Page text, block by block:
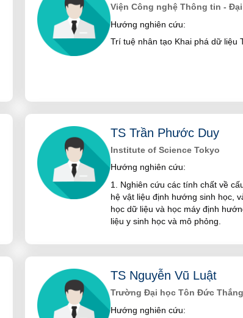
Viện Công nghệ Thông tin -
Hướng nghiên cứu:
Trí tuệ nhân tạo Khai phá dữ liệu
TS Trần Phước Duy
Institute of Science Tokyo
Hướng nghiên cứu:
1. Nghiên cứu các tính chất về
hệ vật liệu định hướng sinh học,
học dữ liệu và học máy định
liệu y sinh học và mô phỏng.
TS Nguyễn Vũ Luật
Trường Đại học Tôn Đức Thắng
Hướng nghiên cứu: